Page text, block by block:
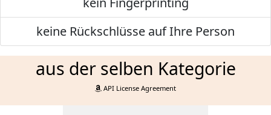
keine Rückschlüsse auf Ihre Person
aus der selben Kategorie
API License Agreement